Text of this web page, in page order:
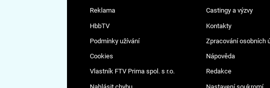
Reklama Castingy a výzvy
HbbTV Kontakty
Podmínky užívání Zpracování osobních
Cookies Nápověda
Vlastník FTV Prima spol. s r.o. Redakce